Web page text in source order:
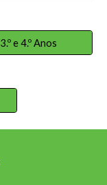
3.º e 4.º Anos